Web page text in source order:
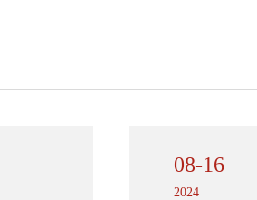
08-16
2024